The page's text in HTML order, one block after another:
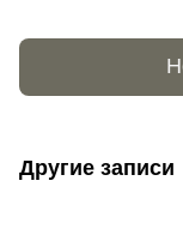
Другие записи